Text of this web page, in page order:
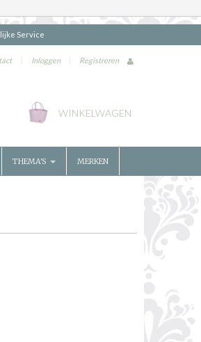
Service
| Inloggen | Registreren
WINKELWAGEN
THEMA'S MERKEN